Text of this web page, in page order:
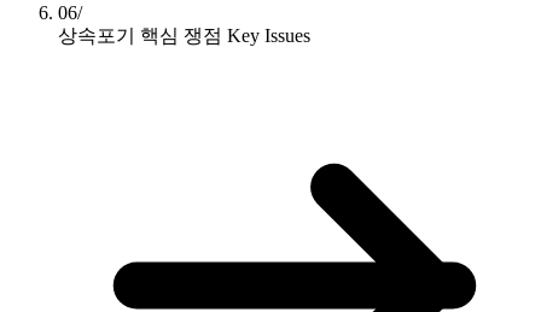
06/
상속포기 핵심 쟁점 Key Issues